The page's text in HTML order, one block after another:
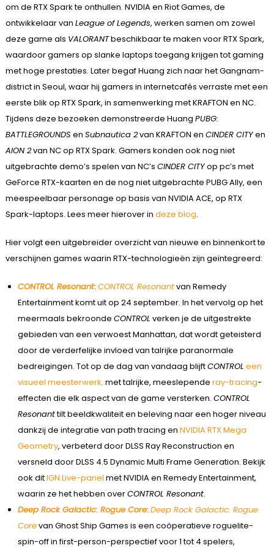
om de RTX Spark te onthullen. NVIDIA en Riot Games, de
ontwikkelaar van League of Legends, werken samen om zowel
deze game als VALORANTbeschikbaar te maken voor RTX Spark,
waardoor gamers op slanke laptops toegang krijgen tot gaming
met hoge prestaties. Later begaf Huang zich naar het Gangnam-
district in Seoul, waar hij gamers in internetcafés verraste met een
eerste blik op RTX Spark, in samenwerking met KRAFTON en NC.
Tijdens deze bezoeken demonstreerde Huang PUBG:
BATTLEGROUNDS en Subnautica 2van KRAFTON en CINDER CITYen
AION 2van NC op RTX Spark. Gamers konden ook nog niet
uitgebrachte demo’s spelen van NC’s CINDER CITYop pc’s met
GeForce RTX-kaarten en de nog niet uitgebrachte PUBG Ally, een
meespeelbaar personage op basis van NVIDIA ACE, op RTX
Spark-laptops. Lees meer hierover in deze blog.
Hier volgt een uitgebreider overzicht van nieuwe en binnenkort te
verschijnen games waarin RTX-technologieën zijn geïntegreerd:
CONTROL Resonant: CONTROL Resonantvan Remedy
Entertainment komt uit op 24 september. In het vervolg op het
meermaals bekroonde CONTROL verken je de uitgestrekte
gebieden van een verwoest Manhattan, dat wordt geteisterd
door de verderfelijke invloed van talrijke paranormale
bedreigingen. Tot op de dag van vandaag blijftCONTROL een
visueel meesterwerk, met talrijke, meeslepende ray-tracing-
effecten die elk aspect van de game versterken. CONTROL
Resonanttilt beeldkwaliteit en beleving naar een hoger niveau
dankzij de integratie van path tracing en NVIDIA RTX Mega
Geometry, verbeterd door DLSS Ray Reconstruction en
versneld door DLSS 4.5 Dynamic Multi Frame Generation. Bekijk
ook ditIGN Live-panel met NVIDIA en Remedy Entertainment,
waarin ze het hebben overCONTROL Resonant.
Deep Rock Galactic: Rogue Core: Deep Rock Galactic: Rogue
Corevan Ghost Ship Games is een coöperatieve roguelite-
spin-off in first-person-perspectief voor 1 tot 4 spelers,